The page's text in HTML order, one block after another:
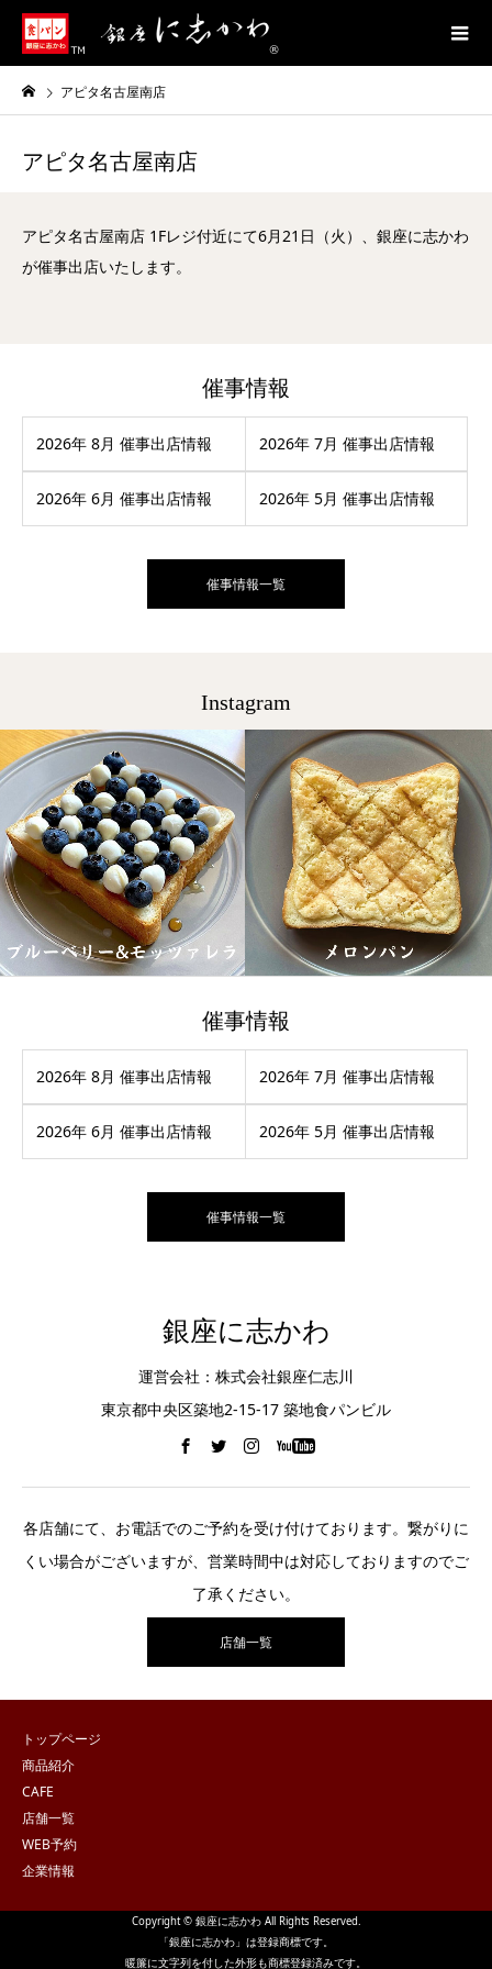
アピタ名古屋南店
アピタ名古屋南店
アピタ名古屋南店 1Fレジ付近にて6月21日（火）、銀座に志かわ
が催事出店いたします。
催事情報
2026年 8月 催事出店情報 2026年 7月 催事出店情報
2026年 6月 催事出店情報 2026年 5月 催事出店情報
催事情報一覧
Instagram
催事情報
2026年 8月 催事出店情報 2026年 7月 催事出店情報
2026年 6月 催事出店情報 2026年 5月 催事出店情報
催事情報一覧
銀座に志かわ
運営会社：株式会社銀座仁志川
東京都中央区築地2-15-17 築地食パンビル
各店舗にて、お電話でのご予約を受け付けております。繋がりに
くい場合がございますが、営業時間中は対応しておりますのでご
了承ください。
店舗一覧
トップページ
商品紹介
CAFE
店舗一覧
WEB予約
企業情報
Copyright © 銀座に志かわ All Rights Reserved.
「銀座に志かわ」は登録商標です。
暖簾に文字列を付した外形も商標登録済みです。